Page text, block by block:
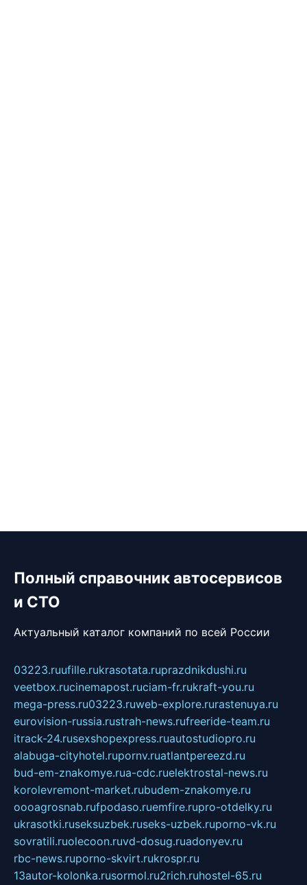
Полный справочник автосервисов
и СТО
Актуальный каталог компаний по всей России
03223.ruufille.rukrasotata.ruprazdnikdushi.ru
veetbox.rucinemapost.ruciam-fr.rukraft-you.ru
mega-press.ru03223.ruweb-explore.rurastenuya.ru
eurovision-russia.rustrah-news.rufreeride-team.ru
itrack-24.rusexshopexpress.ruautostudiopro.ru
alabuga-cityhotel.rupornv.ruatlantpereezd.ru
bud-em-znakomye.rua-cdc.ruelektrostal-news.ru
korolevremont-market.rubudem-znakomye.ru
oooagrosnab.rufpodaso.ruemfire.rupro-otdelky.ru
ukrasotki.ruseksuzbek.ruseks-uzbek.ruporno-vk.ru
sovratili.ruolecoon.ruvd-dosug.ruadonyev.ru
rbc-news.ruporno-skvirt.rukrospr.ru
13autor-kolonka.rusormol.ru2rich.ruhostel-65.ru